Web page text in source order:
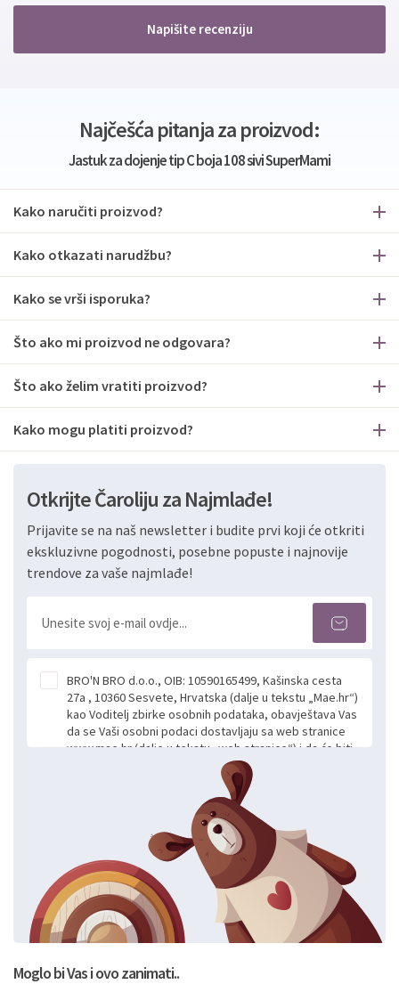
Napišite recenziju
Najčešća pitanja za proizvod:
Jastuk za dojenje tip C boja 108 sivi SuperMami
Kako naručiti proizvod?
Kako otkazati narudžbu?
Kako se vrši isporuka?
Što ako mi proizvod ne odgovara?
Što ako želim vratiti proizvod?
Kako mogu platiti proizvod?
Otkrijte Čaroliju za Najmlađe!
Prijavite se na naš newsletter i budite prvi koji će otkriti
ekskluzivne pogodnosti, posebne popuste i najnovije
trendove za vaše najmlađe!
BRO'N BRO d.o.o., OIB: 10590165499, Kašinska cesta
27a , 10360 Sesvete, Hrvatska (dalje u tekstu „Mae.hr“)
kao Voditelj zbirke osobnih podataka, obavještava Vas
da se Vaši osobni podaci dostavljaju sa web stranice
www.mae.hr (dalje u tekstu „web stranice“) i da će biti
obrađeni. Prihvaćanjem ove Izjave smatra se da
slobodno i izričito dajete privolu za prikupljanje i daljnju
obradu Vaših osobnih podataka koje ustupate Mae.hr
putem ovih web stranica u svrhu odgovora i daljnje
komunikacije na Vaš upit poslan kroz kontakt obrazac.
Radi se o dobrovoljnom davanju podataka te ovu
Izjavu niste dužni prihvatiti odnosno niste dužni unositi
svoje osobne podatke u jednu od prijavnih
formi/obrazaca dostupnih na ovim web stranicama.
BRO'N BRO d.o.o. će s Vašim osobnim podacima
postupati sukladno Općoj uredbi o zaštiti podataka
privatnosti i kolačića koju možete pročitati ovdje i
Moglo bi Vas i ovo zanimati..